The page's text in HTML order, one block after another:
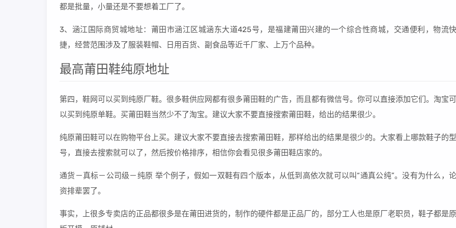
都是批量，小量还是不要想着工厂了。
3、涵江国际商贸城地址：莆田市涵江区城涵东大道425号，是福建莆田兴建的一个综合性商城，交通便利，物流快
捷，经营范围涉及了服装鞋帽、日用百货、副食品等近千厂家、上万个品种。
最高莆田鞋纯原地址
第四，鞋网可以买到纯原厂鞋。很多鞋供应网都有很多莆田鞋的广告，而且都有微信号。你可以直接添加它们。淘宝可
以买到纯原单鞋。买莆田鞋当然少不了淘宝。建议大家不要直接搜索莆田鞋，给出的结果很少。
纯原莆田鞋可以在购物平台上买。建议大家不要直接去搜索莆田鞋，那样给出的结果是很少的。大家看上哪款鞋子的型
号，直接去搜索就可以了，然后按价格排序，相信你会看见很多莆田鞋店家的。
通货－真标－公司级－纯原 举个例子，假如一双鞋有四个版本，从低到高依次就可以叫“通真公纯”。没有为什么，论
资排辈罢了。
事实，上很多专卖店的正品都很多是在莆田进货的，制作的硬件都是正品厂的，部分工人也是原厂老职员，鞋子都是原